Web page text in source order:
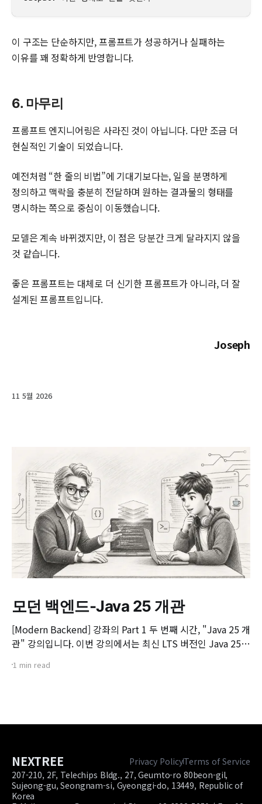
이 구조는 단순하지만, 프롬프트가 성공하거나 실패하는
이유를 꽤 정확하게 반영합니다.
6. 마무리
프롬프트 엔지니어링은 사라진 것이 아닙니다. 다만 조금 더
현실적인 기술이 되었습니다.
예전처럼 “한 줄의 비법”에 기대기보다는, 일을 분명하게
정의하고 맥락을 충분히 전달하며 원하는 결과물의 형태를
명시하는 쪽으로 중심이 이동했습니다.
모델은 계속 바뀌겠지만, 이 점은 당분간 크게 달라지지 않을
것 같습니다.
좋은 프롬프트는 대체로 더 신기한 프롬프트가 아니라, 더 잘
설계된 프롬프트입니다.
Joseph
11 5월 2026
모던 백엔드-Java 25 개관
[Modern Backend] 강좌의 Part 1 두 번째 시간, "Java 25 개
관" 강의입니다. 이번 강의에서는 최신 LTS 버전인 Java 25의
Enhancement Proposal) 기능들을 살펴봅니다. 📌 주요 학
1 min read
NEXTREE Privacy PolicyTerms of Service
207-210, 2F, Telechips Bldg., 27, Geumto-ro 80beon-gil,
Sujeong-gu, Seongnam-si, Gyeonggi-do, 13449, Republic of
Korea